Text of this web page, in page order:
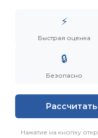
Заказать
⚡
Быстрая оценка
🔒
Безопасно
Нажатие на кнопку